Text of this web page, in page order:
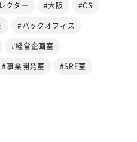
クター #大阪 #CS
#バックオフィス
#経営企画室
#事業開発室 #SRE室